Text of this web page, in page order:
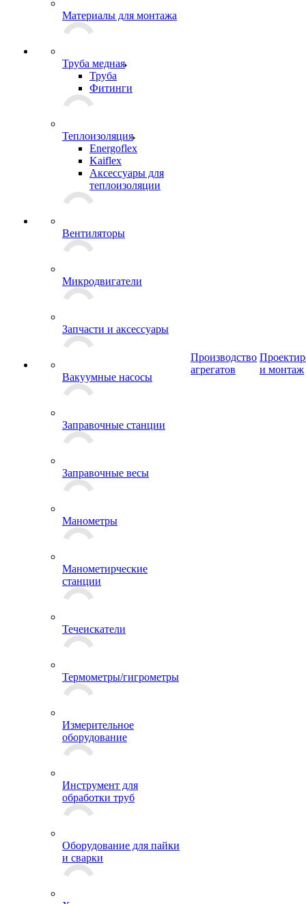
Материалы для монтажа
Труба медная
Труба
Фитинги
Теплоизоляция
Energoflex
Kaiflex
Аксессуары для
теплоизоляции
Вентиляторы
Микродвигатели
Запчасти и аксессуары
Вакуумные насосы
Заправочные станции
Заправочные весы
Манометры
Манометирческие
станции
Течеискатели
Термометры/гигрометры
Измерительное
оборудование
Инструмент для
обработки труб
Оборудование для пайки
и сварки
Производство
агрегатов
и монтаж